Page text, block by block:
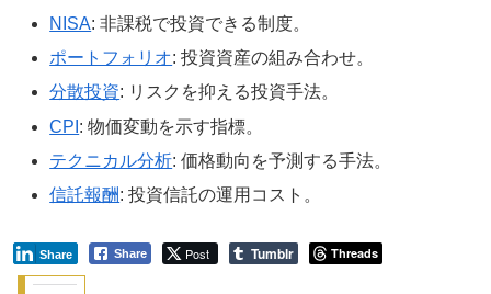
NISA: 非課税で投資できる制度。
ポートフォリオ: 投資資産の組み合わせ。
分散投資: リスクを抑える投資手法。
CPI : 物価変動を示す指標。
テクニカル分析: 価格動向を予測する手法。
信託報酬: 投資信託の運用コスト。
Share Post
Share Tumblr Threads